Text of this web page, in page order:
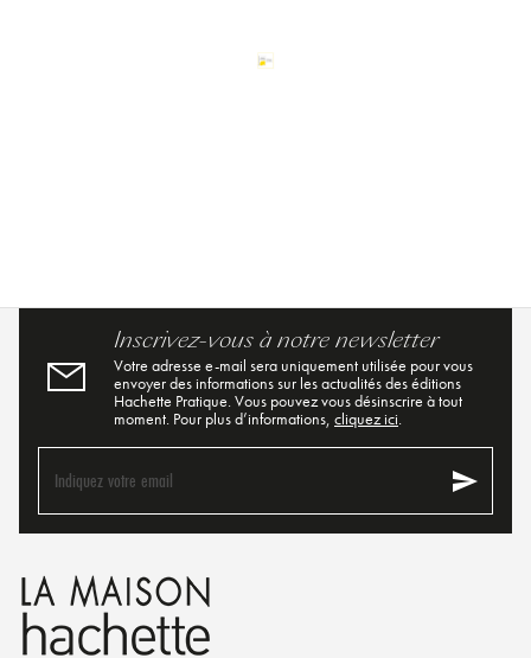
Inscrivez-vous à notre newsletter
Votre adresse e-mail sera uniquement utilisée pour vous
envoyer des informations sur les actualités des éditions
Hachette Pratique. Vous pouvez vous désinscrire à tout
moment. Pour plus d’informations, cliquez ici.
Indiquez votre email send